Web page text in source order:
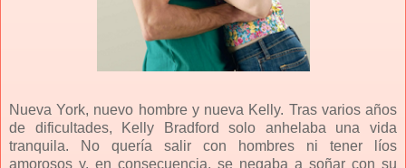
Nueva York, nuevo hombre y nueva Kelly. Tras varios años
de dificultades, Kelly Bradford solo anhelaba una vida
tranquila. No quería salir con hombres ni tener líos
amorosos y, en consecuencia, se negaba a soñar con su